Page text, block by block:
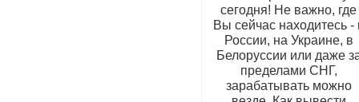
сегодня! Не важно, где
Вы сейчас находитесь -
России, на Украине, в
Белоруссии или даже
пределами СНГ,
зарабатывать можно